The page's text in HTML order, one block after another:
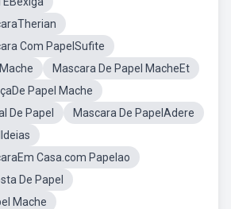
Com PapelSufite
Mascara De Papel MacheEt
Papel Mache
De Papel
Mascara De PapelAdere
Casa.com Papelao
De Papel
Mache